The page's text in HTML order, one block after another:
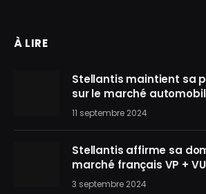
À LIRE
Stellantis maintient sa
sur le marché
11 septembre 2024
Stellantis affirme sa
marché français VP +
3 septembre 2024